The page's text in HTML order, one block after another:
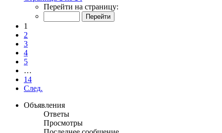
Перейти на страницу:
1
2
3
4
5
…
14
След.
Объявления
Ответы
Просмотры